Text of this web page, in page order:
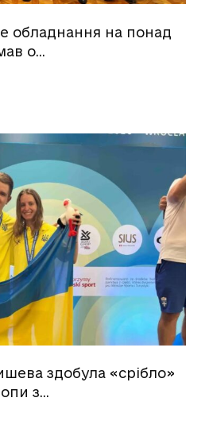
обладнання на понад
о…
здобула «срібло»
з…